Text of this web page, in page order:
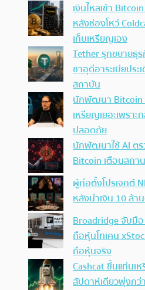
เงินไหลเข้า
หลังช่องโหว่
เก็บเหรียญเอง
Tether รุกขยายธุ
ซาอุดีอาระเบียปร
สถาบัน
นักพัฒนา Bitcoin
เหรียญเยอะเพรา
ปลอดภัย
นักพัฒนาใช้ AI ต
Bitcoin เตือนสถา
ผู้ก่อตั้งโปรเจกต์
หลังนำเงิน 10 ล้า
Broadridge จับมื
ถือหุ้นโทเคน
ถือหุ้นจริง
Cashcat ขึ้นแท่นเ
สัปดาห์เดียวพุ่งกว่